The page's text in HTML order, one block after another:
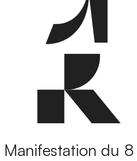
Manifestation du